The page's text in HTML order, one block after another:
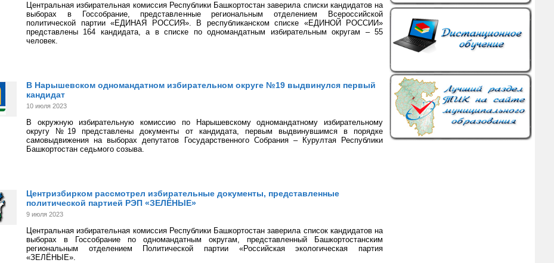
Центральная избирательная комиссия Республики Башкортостан заверила списки кандидатов на
выборах в Госсобрание, представленные региональным отделением Всероссийской
политической партии «ЕДИНАЯ РОССИЯ». В республиканском списке «ЕДИНОЙ РОССИИ»
представлены 164 кандидата, а в списке по одномандатным избирательным округам – 55
человек.
В Нарышевском одномандатном избирательном округе №19 выдвинулся первый
кандидат
10 июля 2023
В окружную избирательную комиссию по Нарышевскому одномандатному избирательному
округу №19 представлены документы от кандидата, первым выдвинувшимся в порядке
самовыдвижения на выборах депутатов Государственного Собрания – Курултая Республики
Башкортостан седьмого созыва.
Центризбирком рассмотрел избирательные документы, представленные
политической партией РЭП «ЗЕЛЁНЫЕ»
9 июля 2023
Центральная избирательная комиссия Республики Башкортостан заверила список кандидатов на
выборах в Госсобрание по одномандатным округам, представленный Башкортостанским
региональным отделением Политической партии «Российская экологическая партия
«ЗЕЛЁНЫЕ».